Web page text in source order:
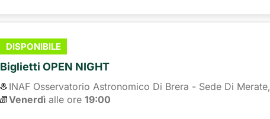
DISPONIBILE
Biglietti OPEN NIGHT
INAF Osservatorio Astronomico Di Brera - Sede Di Merate,
Venerdì alle ore 19:00